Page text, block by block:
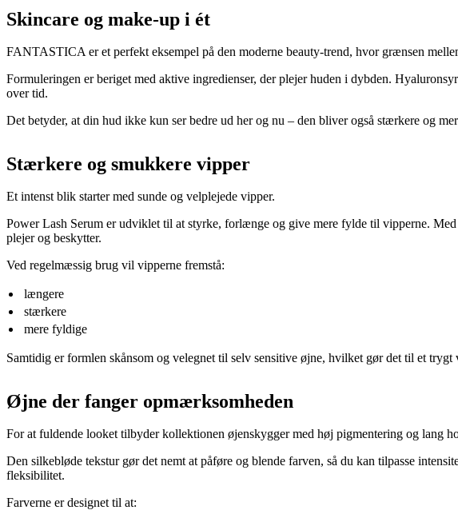
Skincare og make-up i ét
FANTASTICA er et perfekt eksempel på den moderne beauty-trend, hvor grænsen
Formuleringen er beriget med aktive ingredienser, der plejer huden i dybden.
over tid.
Det betyder, at din hud ikke kun ser bedre ud her og nu – den bliver også stærkere og
Stærkere og smukkere vipper
Et intenst blik starter med sunde og velplejede vipper.
Power Lash Serum er udviklet til at styrke, forlænge og give mere fylde til vipperne.
plejer og beskytter.
Ved regelmæssig brug vil vipperne fremstå:
længere
stærkere
mere fyldige
Samtidig er formlen skånsom og velegnet til selv sensitive øjne, hvilket gør det til et
Øjne der fanger opmærksomheden
For at fuldende looket tilbyder kollektionen øjenskygger med høj pigmentering og lang
Den silkebløde tekstur gør det nemt at påføre og blende farven, så du kan tilpasse
fleksibilitet.
Farverne er designet til at: